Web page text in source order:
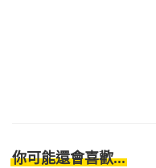
你可能還會喜歡...